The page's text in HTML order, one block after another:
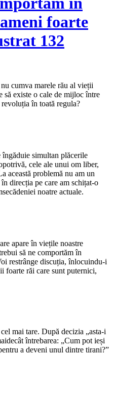
foarte
132
cumva marele rău al vieții
să existe o cale de mijloc între
în toată regula?
simultan plăcerile
cele ale unui om liber,
această problemă nu am un
direcția pe care am schițat-o
noatre actuale.
apare în viețile noastre
să ne comportăm în
restrânge discuția, înlocuindu-i
foarte răi care sunt puternici,
mai tare. După decizia „asta-i
întrebarea: „Cum pot ieși
a deveni unul dintre tirani?”